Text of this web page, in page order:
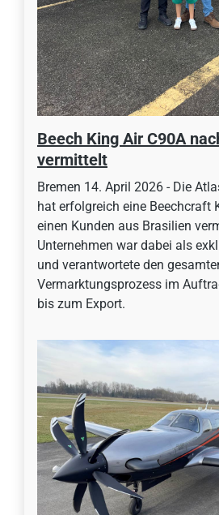
Beech King Air C90A
vermittelt
Bremen 14. April 2026 - Die
hat erfolgreich eine Beechcraft
einen Kunden aus Brasilien
Unternehmen war dabei als
und verantwortete den
Vermarktungsprozess im
bis zum Export.